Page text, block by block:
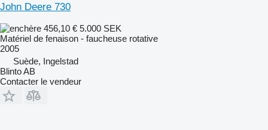
John Deere 730
456,10 € 5.000 SEK
Matériel de fenaison - faucheuse rotative
2005
Suède, Ingelstad
Blinto AB
Contacter le vendeur